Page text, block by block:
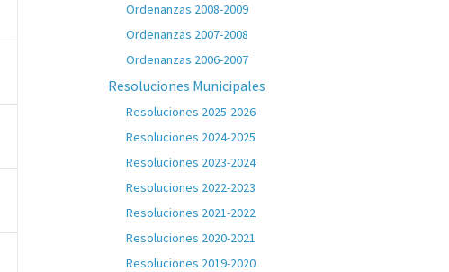
Ordenanzas 2008-2009
Ordenanzas 2007-2008
Ordenanzas 2006-2007
Resoluciones Municipales
Resoluciones 2025-2026
Resoluciones 2024-2025
Resoluciones 2023-2024
Resoluciones 2022-2023
Resoluciones 2021-2022
Resoluciones 2020-2021
Resoluciones 2019-2020